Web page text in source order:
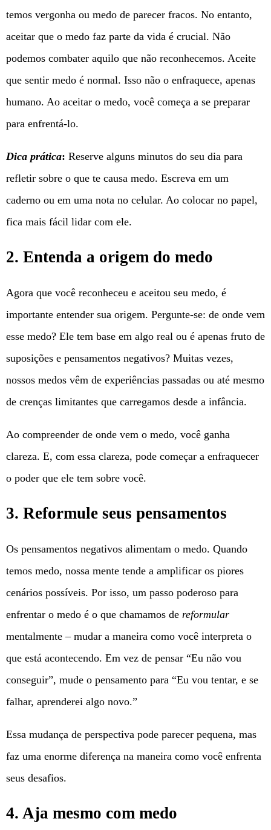
temos vergonha ou medo de parecer fracos. No entanto,
aceitar que o medo faz parte da vida é crucial. Não
podemos combater aquilo que não reconhecemos. Aceite
que sentir medo é normal. Isso não o enfraquece, apenas
humano. Ao aceitar o medo, você começa a se preparar
para enfrentá-lo.
Dica prática: Reserve alguns minutos do seu dia para
refletir sobre o que te causa medo. Escreva em um
caderno ou em uma nota no celular. Ao colocar no papel,
fica mais fácil lidar com ele.
2. Entenda a origem do medo
Agora que você reconheceu e aceitou seu medo, é
importante entender sua origem. Pergunte-se: de onde vem
esse medo? Ele tem base em algo real ou é apenas fruto de
suposições e pensamentos negativos? Muitas vezes,
nossos medos vêm de experiências passadas ou até mesmo
de crenças limitantes que carregamos desde a infância.
Ao compreender de onde vem o medo, você ganha
clareza. E, com essa clareza, pode começar a enfraquecer
o poder que ele tem sobre você.
3. Reformule seus pensamentos
Os pensamentos negativos alimentam o medo. Quando
temos medo, nossa mente tende a amplificar os piores
cenários possíveis. Por isso, um passo poderoso para
enfrentar o medo é o que chamamos de reformular
mentalmente – mudar a maneira como você interpreta o
que está acontecendo. Em vez de pensar “Eu não vou
conseguir”, mude o pensamento para “Eu vou tentar, e se
falhar, aprenderei algo novo.”
Essa mudança de perspectiva pode parecer pequena, mas
faz uma enorme diferença na maneira como você enfrenta
seus desafios.
4. Aja mesmo com medo